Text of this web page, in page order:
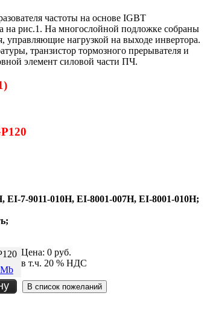
частоты на основе IGBT
на рис.1. На многослойной подложке собраны
нагрузкой на выходе инвертора.
транзистор тормозного прерывателя и
элемент силовой части ПЧ.
EI-7-9011-010H, EI-8001-007H, EI-8001-010H;
Цена: 0 руб.
в т.ч. 20 % НДС